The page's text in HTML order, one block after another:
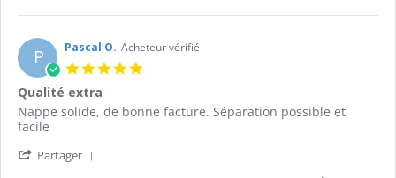
Feb
2018
au
Escur
on
5
Feb
2018
P Pascal O. Acheteur vérifié
Qualité extra
Review
by
O.
review
stating
extra
Nappe solide, de bonne facture. Séparation possible et
facile
Partager